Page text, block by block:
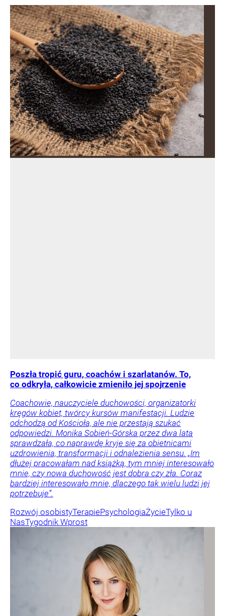
Poszła tropić guru, coachów i szarlatanów. To,
co odkryła, całkowicie zmieniło jej spojrzenie
Coachowie, nauczyciele duchowości, organizatorki
kręgów kobiet, twórcy kursów manifestacji. Ludzie
odchodzą od Kościoła, ale nie przestają szukać
odpowiedzi. Monika Sobień-Górska przez dwa lata
sprawdzała, co naprawdę kryje się za obietnicami
uzdrowienia, transformacji i odnalezienia sensu. „Im
dłużej pracowałam nad książką, tym mniej interesowało
mnie, czy nowa duchowość jest dobra czy zła. Coraz
bardziej interesowało mnie, dlaczego tak wielu ludzi jej
potrzebuje”.
Rozwój osobistyTerapiePsychologiaŻycieTylko u
NasTygodnik Wprost